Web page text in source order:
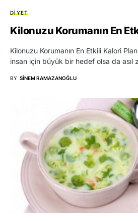
DIYET
Kilonuzu Korumanın En
Kilonuzu Korumanın En Etkili Kalori
insan için büyük bir hedef olsa da asıl
BY SINEM RAMAZANOĞLU